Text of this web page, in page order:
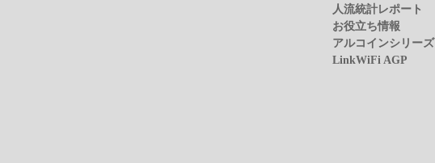
人流統計レポート
お役立ち情報
アルコインシリーズ
LinkWiFi AGP